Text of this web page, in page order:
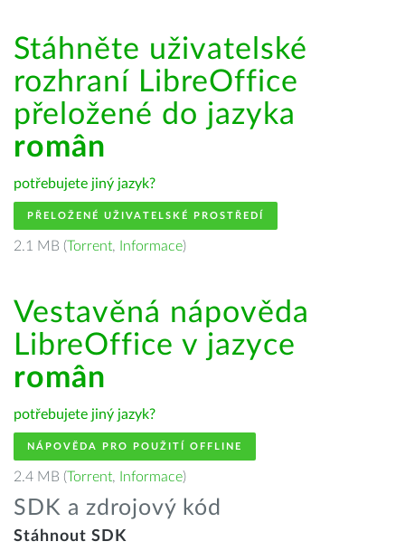
Stáhněte uživatelské
rozhraní LibreOffice
přeložené do jazyka
român
potřebujete jiný jazyk?
PŘELOŽENÉ UŽIVATELSKÉ PROSTŘEDÍ
2.1 MB (Torrent, Informace)
Vestavěná nápověda
LibreOffice v jazyce
român
potřebujete jiný jazyk?
NÁPOVĚDA PRO POUŽITÍ OFFLINE
2.4 MB (Torrent, Informace)
SDK a zdrojový kód
Stáhnout SDK